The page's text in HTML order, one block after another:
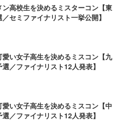
ン高校生を決めるミスターコン【東
セミファイナリスト一挙公開】
い女子高生を決めるミスコン【九
／ファイナリスト12人発表】
い女子高生を決めるミスコン【中
／ファイナリスト12人発表】